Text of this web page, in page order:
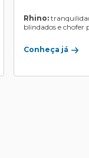
Rhino:
blindados e chofer
Conheça já